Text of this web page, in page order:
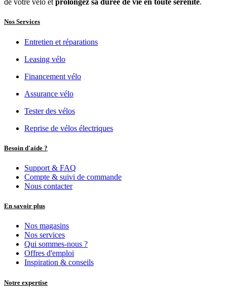
de votre vélo et prolongez sa durée de vie en toute sérénité.
Nos Services
Entretien et réparations
Leasing vélo
Financement vélo
Assurance vélo
Tester des vélos
Reprise de vélos électriques
Besoin d'aide ?
Support & FAQ
Compte & suivi de commande
Nous contacter
En savoir plus
Nos magasins
Nos services
Qui sommes-nous ?
Offres d'emploi
Inspiration & conseils
Notre expertise